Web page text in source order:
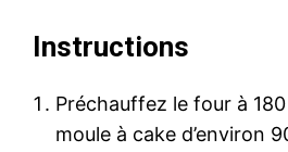
Instructions
Préchauffez le four à
moule à cake d’environ